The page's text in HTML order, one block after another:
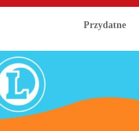
Przydatne